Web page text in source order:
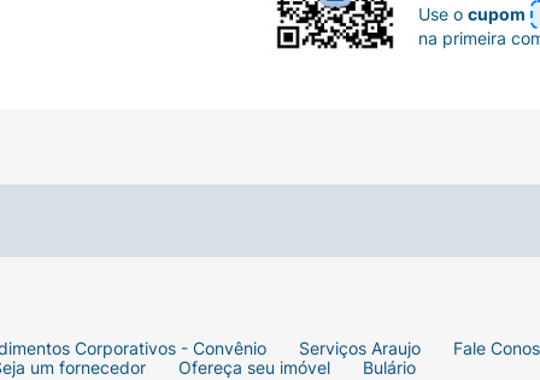
Corporativos - Convênio Serviços Araujo
Fale
um fornecedor
Ofereça seu imóvel Bulário
Use ocupom
na primeira